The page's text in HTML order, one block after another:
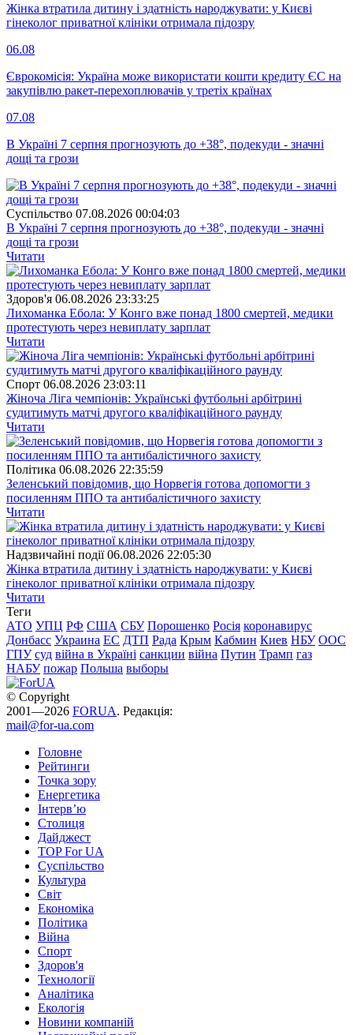
Жінка втратила дитину і здатність народжувати: у Києві
гінеколог приватної клініки отримала підозру
06.08
Єврокомісія: Україна може використати кошти кредиту ЄС на
закупівлю ракет-перехоплювачів у третіх країнах
07.08
В Україні 7 серпня прогнозують до +38°, подекуди - значні
дощі та грози
Суспiльство 07.08.2026 00:04:03
В Україні 7 серпня прогнозують до +38°, подекуди - значні
дощі та грози
Читати
Здоров'я 06.08.2026 23:33:25
Лихоманка Ебола: У Конго вже понад 1800 смертей, медики
протестують через невиплату зарплат
Читати
Спорт 06.08.2026 23:03:11
Жіноча Ліга чемпіонів: Українські футбольні арбітрині
судитимуть матчі другого кваліфікаційного раунду
Читати
Полiтика 06.08.2026 22:35:59
Зеленський повідомив, що Норвегія готова допомогти з
посиленням ППО та антибалістичного захисту
Читати
Надзвичайні події 06.08.2026 22:05:30
Жінка втратила дитину і здатність народжувати: у Києві
гінеколог приватної клініки отримала підозру
Читати
Теги
АТО УПЦ РФ США СБУ Порошенко Росія коронавирус
Донбасс Украина ЕС ДТП Рада Крым Кабмин Киев НБУ ООС
ГПУ суд війна в Україні санкции війна Путин Трамп газ
НАБУ пожар Польша выборы
© Copyright
2001—2026 FORUA. Редакція:
mail@for-ua.com
Головне
Рейтинги
Точка зору
Енергетика
Інтерв’ю
Столиця
Дайджест
TOP For UA
Суспiльство
Культура
Світ
Економіка
Політика
Війна
Спорт
Здоров'я
Технології
Аналітика
Екологія
Новини компаній